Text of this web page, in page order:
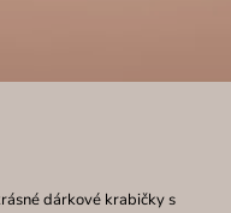
dárkové krabičky s